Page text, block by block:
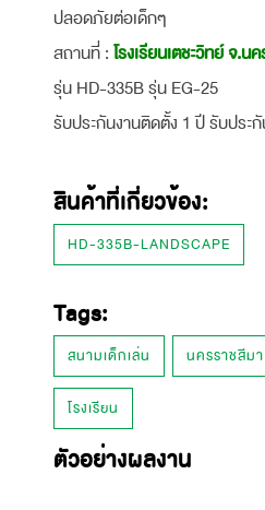
ปลอดภัยต่อเด็กๆ
สถานที่ : โรงเรียนเตชะวิทย์ จ.น
รุ่น HD-335B รุ่น EG-25
รับประกันงานติดตั้ง 1 ปี รับประ
สินค้าที่เกี่ยวข้อง:
HD-335B-LANDSCAPE
Tags:
สนามเด็กเล่น นครราชสีมา
โรงเรียน
ตัวอย่างผลงาน